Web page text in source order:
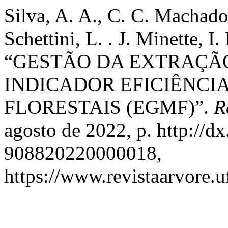
Silva, A. A., C. C.
Schettini, L. . J. Minette, I.
“GESTÃO DA
INDICADOR
FLORESTAIS (EGMF)”.
agosto de 2022, p. http://
908820220000018,
https://